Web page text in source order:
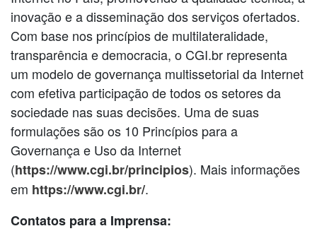
inovação e a disseminação dos serviços ofertados.
Com base nos princípios de multilateralidade,
transparência e democracia, o CGI.br representa
um modelo de governança multissetorial da Internet
com efetiva participação de todos os setores da
sociedade nas suas decisões. Uma de suas
formulações são os 10 Princípios para a
Governança e Uso da Internet
(https://www.cgi.br/principios). Mais informações
em https://www.cgi.br/.
Contatos para a Imprensa: